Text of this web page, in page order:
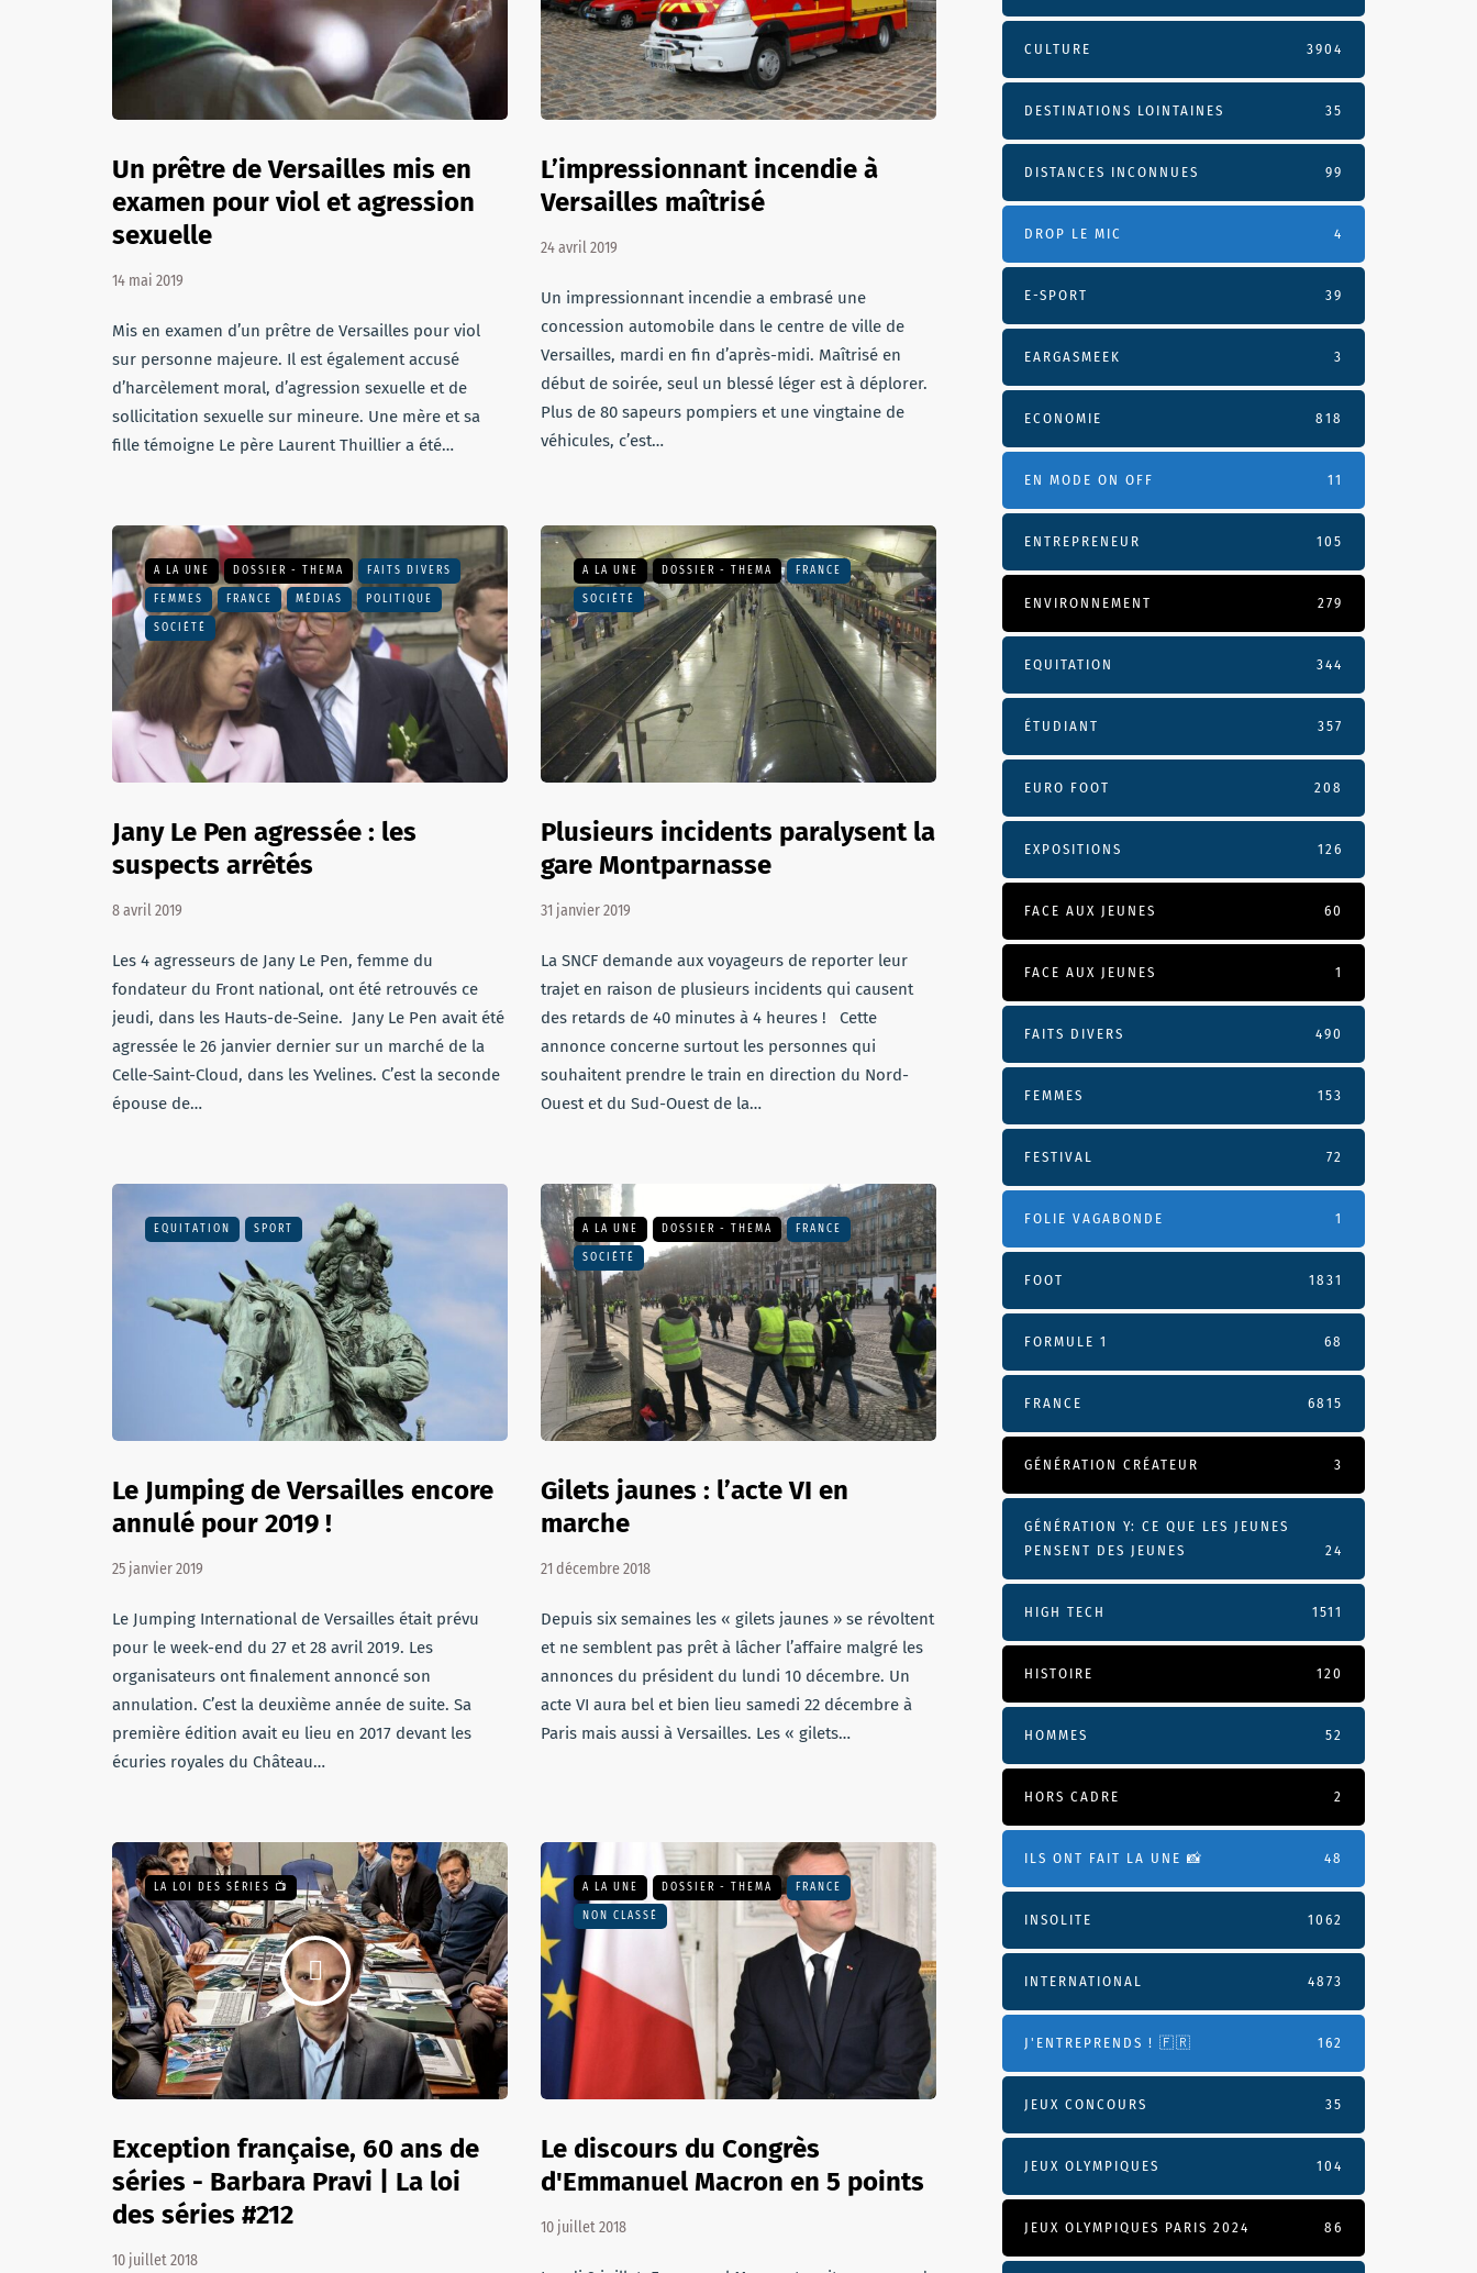
Un prêtre de Versailles mis en
examen pour viol et agression
sexuelle
14 mai 2019
Mis en examen d’un prêtre de Versailles pour viol
sur personne majeure. Il est également accusé
d’harcèlement moral, d’agression sexuelle et de
sollicitation sexuelle sur mineure. Une mère et sa
fille témoigne Le père Laurent Thuillier a été…
L’impressionnant incendie à
Versailles maîtrisé
24 avril 2019
Un impressionnant incendie a embrasé une
concession automobile dans le centre de ville de
Versailles, mardi en fin d’après-midi. Maîtrisé en
début de soirée, seul un blessé léger est à déplorer.
Plus de 80 sapeurs pompiers et une vingtaine de
véhicules, c’est…
A LA UNE DOSSIER - THEMA FAITS DIVERS
FEMMES FRANCE MÉDIAS POLITIQUE
SOCIÉTÉ
Jany Le Pen agressée : les
suspects arrêtés
8 avril 2019
Les 4 agresseurs de Jany Le Pen, femme du
fondateur du Front national, ont été retrouvés ce
jeudi, dans les Hauts-de-Seine. Jany Le Pen avait été
agressée le 26 janvier dernier sur un marché de la
Celle-Saint-Cloud, dans les Yvelines. C’est la seconde
épouse de…
A LA UNE DOSSIER - THEMA FRANCE
SOCIÉTÉ
Plusieurs incidents paralysent la
gare Montparnasse
31 janvier 2019
La SNCF demande aux voyageurs de reporter leur
trajet en raison de plusieurs incidents qui causent
des retards de 40 minutes à 4 heures ! Cette
annonce concerne surtout les personnes qui
souhaitent prendre le train en direction du Nord-
Ouest et du Sud-Ouest de la…
EQUITATION SPORT
Le Jumping de Versailles encore
annulé pour 2019 !
25 janvier 2019
Le Jumping International de Versailles était prévu
pour le week-end du 27 et 28 avril 2019. Les
organisateurs ont finalement annoncé son
annulation. C’est la deuxième année de suite. Sa
première édition avait eu lieu en 2017 devant les
écuries royales du Château…
A LA UNE DOSSIER - THEMA FRANCE
SOCIÉTÉ
Gilets jaunes : l’acte VI en
marche
21 décembre 2018
Depuis six semaines les « gilets jaunes » se révoltent
et ne semblent pas prêt à lâcher l’affaire malgré les
annonces du président du lundi 10 décembre. Un
acte VI aura bel et bien lieu samedi 22 décembre à
Paris mais aussi à Versailles. Les « gilets…
LA LOI DES SÉRIES 📺
Exception française, 60 ans de
séries - Barbara Pravi | La loi
des séries #212
10 juillet 2018
A LA UNE DOSSIER - THEMA FRANCE
NON CLASSÉ
Le discours du Congrès
d'Emmanuel Macron en 5 points
10 juillet 2018
CULTURE 3904
DESTINATIONS LOINTAINES 35
DISTANCES INCONNUES 99
DROP LE MIC 4
E-SPORT 39
EARGASMEEK 3
ECONOMIE 818
EN MODE ON OFF 11
ENTREPRENEUR 105
ENVIRONNEMENT 279
EQUITATION 344
ÉTUDIANT 357
EURO FOOT 208
EXPOSITIONS 126
FACE AUX JEUNES 60
FACE AUX JEUNES 1
FAITS DIVERS 490
FEMMES 153
FESTIVAL 72
FOLIE VAGABONDE 1
FOOT 1831
FORMULE 1 68
FRANCE 6815
GÉNÉRATION CRÉATEUR 3
GÉNÉRATION Y: CE QUE LES JEUNES
PENSENT DES JEUNES
24
HIGH TECH 1511
HISTOIRE 120
HOMMES 52
HORS CADRE 2
ILS ONT FAIT LA UNE 📸 48
INSOLITE 1062
INTERNATIONAL 4873
J'ENTREPRENDS ! 🇫🇷 162
JEUX CONCOURS 35
JEUX OLYMPIQUES 104
JEUX OLYMPIQUES PARIS 2024 86